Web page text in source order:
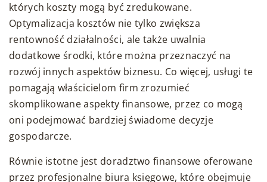
których koszty mogą być zredukowane.
Optymalizacja kosztów nie tylko zwiększa
rentowność działalności, ale także uwalnia
dodatkowe środki, które można przeznaczyć na
rozwój innych aspektów biznesu. Co więcej, usługi te
pomagają właścicielom firm zrozumieć
skomplikowane aspekty finansowe, przez co mogą
oni podejmować bardziej świadome decyzje
gospodarcze.
Równie istotne jest doradztwo finansowe oferowane
przez profesjonalne biura księgowe, które obejmuje